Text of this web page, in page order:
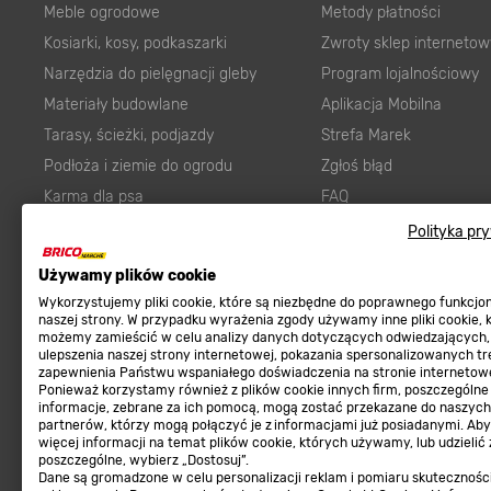
Polityka
Używamy plików cookie
Wykorzystujemy pliki cookie, które są niezbędne do poprawnego
naszej strony. W przypadku wyrażenia zgody używamy inne pliki cookie,
możemy zamieścić w celu analizy danych dotyczących odwiedzających,
ulepszenia naszej strony internetowej, pokazania spersonalizowanych
zapewnienia Państwu wspaniałego doświadczenia na stronie
Ponieważ korzystamy również z plików cookie innych firm, poszczególne
informacje, zebrane za ich pomocą, mogą zostać przekazane do naszych
partnerów, którzy mogą połączyć je z informacjami już posiadanymi.
więcej informacji na temat plików cookie, których używamy, lub udzielić
poszczególne, wybierz „Dostosuj”.
Dane są gromadzone w celu personalizacji reklam i pomiaru
Meble ogrodowe
Kosiarki, kosy, podkaszarki
Narzędzia do pielęgnacji gleby
Materiały budowlane
Tarasy, ścieżki, podjazdy
Podłoża i ziemie do ogrodu
Karma dla psa
Farby wewnętrzne białe
Elektryka
Panele
Elektronarzędzia
Płytki
Panele podłogowe
Płyty OSB/HDF
Grabie do ogrodu
Metody płatności
Zwroty sklep
Program lojalnościowy
Aplikacja Mobilna
Strefa Marek
Zgłoś błąd
FAQ
Prawny obowiązek
Regulaminy
Regulaminy
Polityka prywatności